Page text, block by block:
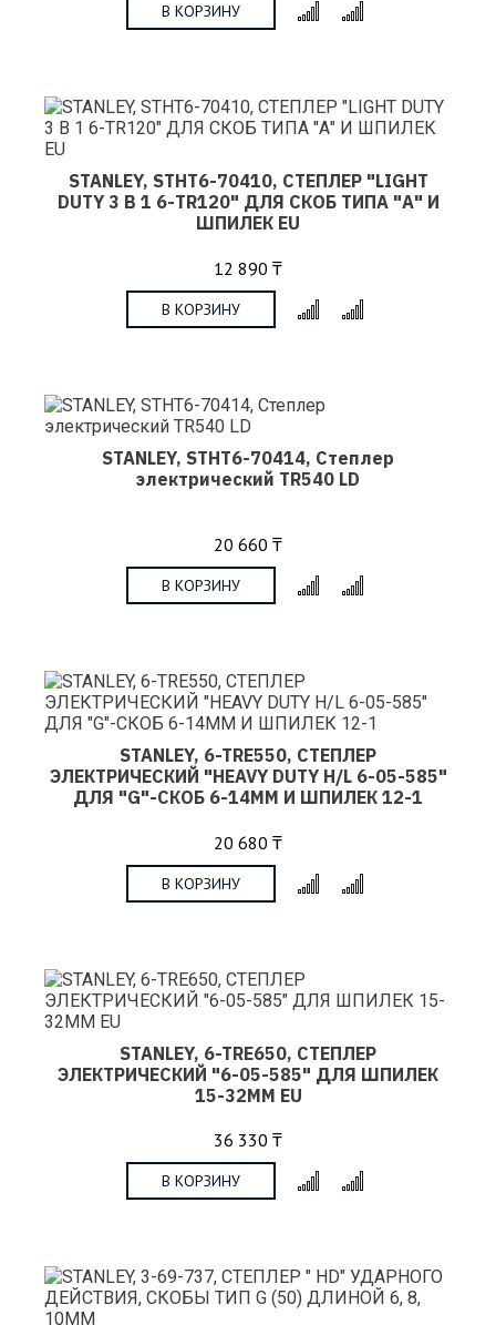
В КОРЗИНУ
STANLEY, STHT6-70410, СТЕПЛЕР "LIGHT
DUTY 3 В 1 6-TR120" ДЛЯ СКОБ ТИПА "А" И
ШПИЛЕК EU
12 890 ₸
В КОРЗИНУ
STANLEY, STHT6-70414, Степлер
электрический TR540 LD
20 660 ₸
В КОРЗИНУ
STANLEY, 6-TRE550, СТЕПЛЕР
ЭЛЕКТРИЧЕСКИЙ "HEAVY DUTY H/L 6-05-585"
ДЛЯ "G"-СКОБ 6-14ММ И ШПИЛЕК 12-1
20 680 ₸
В КОРЗИНУ
STANLEY, 6-TRE650, СТЕПЛЕР
ЭЛЕКТРИЧЕСКИЙ "6-05-585" ДЛЯ ШПИЛЕК
15-32ММ EU
36 330 ₸
В КОРЗИНУ